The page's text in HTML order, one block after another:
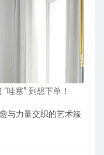
哇塞” 到想下单！
与力量交织的艺术臻